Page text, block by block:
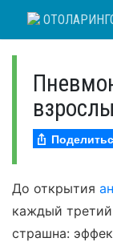
До открытия
каждый
страшна: